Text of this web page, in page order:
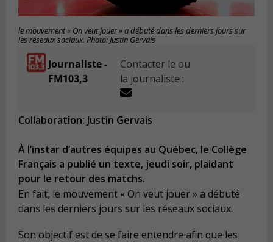
le mouvement « On veut jouer » a débuté dans les derniers jours sur
les réseaux sociaux. Photo: Justin Gervais
Journaliste -
FM103,3
Contacter le ou
la journaliste :
Collaboration: Justin Gervais
À l’instar d’autres équipes au Québec, le Collège
Français a publié un texte, jeudi soir, plaidant
pour le retour des matchs.
En fait, le mouvement « On veut jouer » a débuté
dans les derniers jours sur les réseaux sociaux.
Son objectif est de se faire entendre afin que les